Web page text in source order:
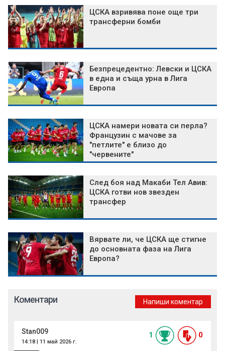
ЦСКА взривява поне още три
трансферни бомби
Безпрецедентно: Левски и ЦСКА
в една и съща урна в Лига
Европа
ЦСКА намери новата си перла?
Французин с мачове за
"петлите" е близо до
"червените"
След боя над Макаби Тел Авив:
ЦСКА готви нов звезден
трансфер
Вярвате ли, че ЦСКА ще стигне
до основната фаза на Лига
Европа?
Коментари Напиши коментар
Stan009
14:18 | 11 май 2026 г.
1 0